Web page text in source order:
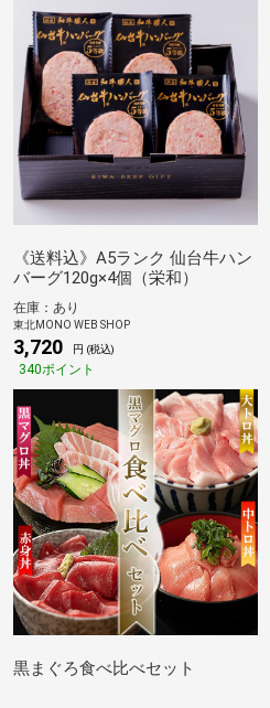
《送料込》A5ランク 仙台牛ハン
バーグ120g×4個（栄和）
在庫：あり
東北MONO WEB SHOP
3,720 円 (税込)
340ポイント
黒まぐろ食べ比べセット